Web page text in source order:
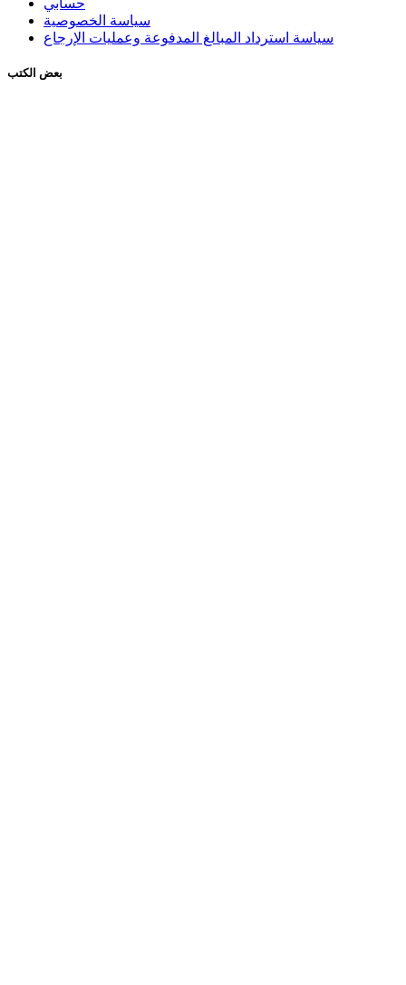
حسابي
سياسة الخصوصية
سياسة استرداد المبالغ المدفوعة وعمليات الإرجاع
بعض الكتب